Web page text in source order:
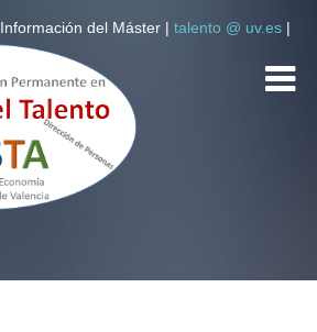
Información del Máster | talento @ uv.es |